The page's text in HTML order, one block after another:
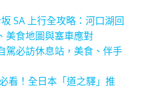
SA 上行全攻略：河口湖回
美食地圖與塞車應對
駕必訪休息站，美食、伴手
看！全日本「道之驛」推